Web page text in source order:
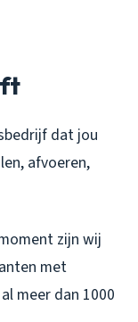
dat jou
afvoeren,
zijn wij
met
meer dan 1000